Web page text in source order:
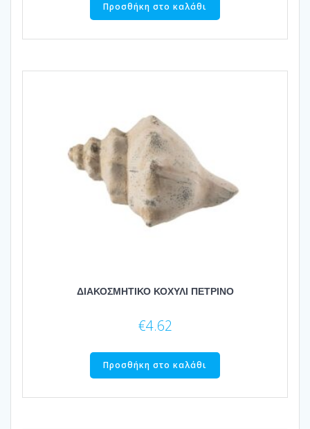
Προσθήκη στο καλάθι
ΔΙΑΚΟΣΜΗΤΙΚΟ ΚΟΧΥΛΙ ΠΕΤΡΙΝΟ
€4.62
Προσθήκη στο καλάθι